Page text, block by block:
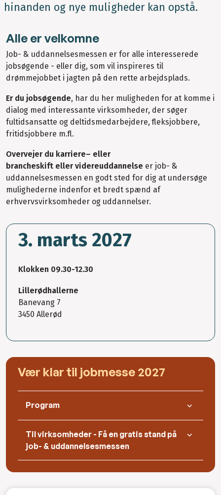
hinanden og nye muligheder kan opstå.
Alle er velkomne
Job- & uddannelsesmessen er for alle interesserede
jobsøgende - eller dig, som vil inspireres til
drømmejobbet i jagten på den rette arbejdsplads.
Er du jobsøgende, har du her muligheden for at komme i
dialog med interessante virksomheder, der søger
fultidsansatte og deltidsmedarbejdere, fleksjobbere,
fritidsjobbere m.fl.
Overvejer du karriere– eller
brancheskift eller videreuddannelse er job- &
uddannelsesmessen en godt sted for dig at undersøge
mulighederne indenfor et bredt spænd af
erhvervsvirksomheder og uddannelser.
3. marts 2027
Klokken 09.30-12.30
Lillerødhallerne
Banevang 7
3450 Allerød
Vær klar til jobmesse 2027
Program
Til virksomheder - Få en gratis stand på
job- & uddannelsesmessen